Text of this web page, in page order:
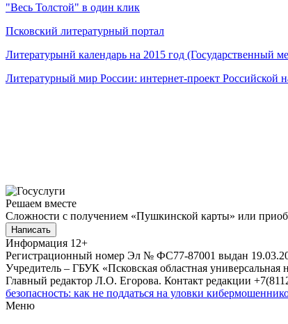
"Весь Толстой" в один клик
Псковский литературный портал
Литературынй календарь на 2015 год
Литературный мир России: интернет-проект Российской
Решаем вместе
Сложности с получением «Пушкинской карты» или
Написать
Информация 12+
Регистрационный номер Эл № ФС77-87001 выдан
Учредитель – ГБУК «Псковская областная
Главный редактор Л.О. Егорова. Контакт редакции
безопасность: как не поддаться на уловки
Меню